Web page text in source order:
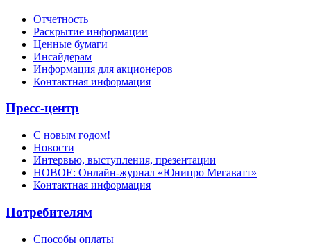
Отчетность
Раскрытие информации
Ценные бумаги
Инсайдерам
Информация для акционеров
Контактная информация
Пресс-центр
С новым годом!
Новости
Интервью, выступления, презентации
НОВОЕ: Онлайн-журнал «Юнипро Мегаватт»
Контактная информация
Потребителям
Способы оплаты